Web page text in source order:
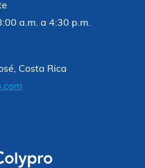
a.m. a 4:30 p.m.
Costa Rica